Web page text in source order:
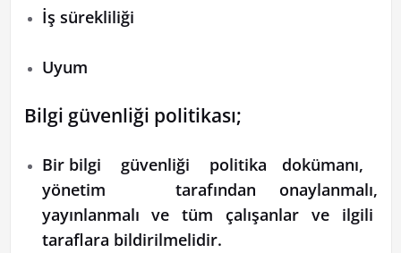
İş sürekliliği
Uyum
Bilgi güvenliği politikası;
Bir bilgi güvenliği politika dokümanı,
yönetim tarafından onaylanmalı,
yayınlanmalı ve tüm çalışanlar ve ilgili
taraflara bildirilmelidir.